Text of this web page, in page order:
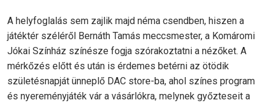
A helyfoglalás sem zajlik majd néma csendben, hiszen a
játéktér széléről Bernáth Tamás meccsmester, a Komáromi
Jókai Színház színésze fogja szórakoztatni a nézőket. A
mérkőzés előtt és után is érdemes betérni az ötödik
születésnapját ünneplő DAC store-ba, ahol színes program
és nyereményjáték vár a vásárlókra, melynek győzteseit a